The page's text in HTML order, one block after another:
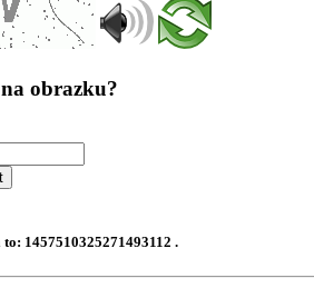
obrazku?
to: 1457510325271493112 .